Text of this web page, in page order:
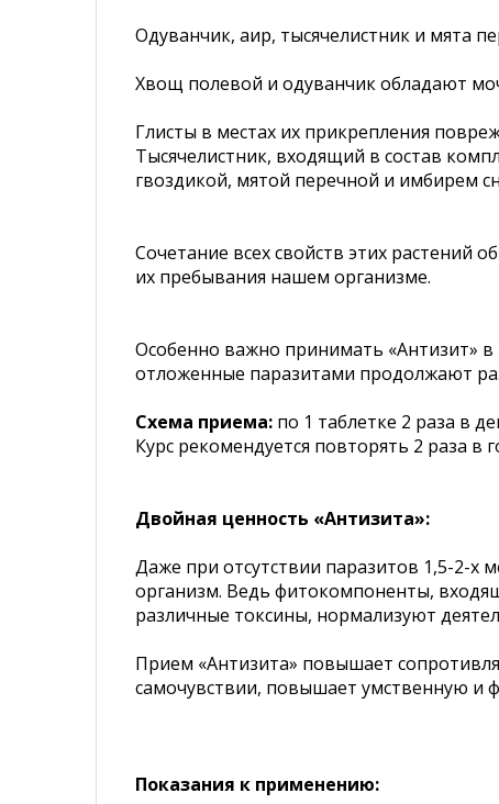
Одуванчик, аир, тысячелистник и мята
Хвощ полевой и одуванчик обладают
Глисты в местах их прикрепления
Тысячелистник, входящий в состав
гвоздикой, мятой перечной и имбирем
Сочетание всех свойств этих растений
их пребывания нашем организме.
Особенно важно принимать «Антизит» в
отложенные паразитами продолжают
Схема приема: по 1 таблетке 2 раза в
Курс рекомендуется повторять 2 раза в
Двойная ценность «Антизита»:
Даже при отсутствии паразитов 1,5-2-
организм. Ведь фитокомпоненты,
различные токсины, нормализуют
Прием «Антизита» повышает
самочувствии, повышает умственную и
Показания к применению: